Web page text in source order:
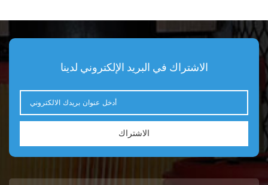
الاشتراك في البريد الإلكتروني لدينا
الاشتراك